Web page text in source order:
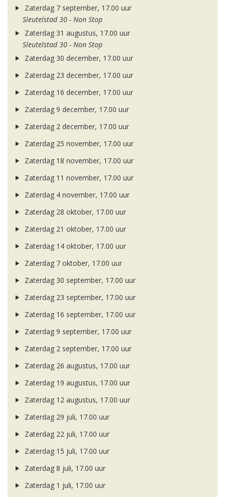
Zaterdag 7 september, 17.00 uur
Sleutelstad 30 - Non Stop
Zaterdag 31 augustus, 17.00 uur
Sleutelstad 30 - Non Stop
Zaterdag 30 december, 17.00 uur
Zaterdag 23 december, 17.00 uur
Zaterdag 16 december, 17.00 uur
Zaterdag 9 december, 17.00 uur
Zaterdag 2 december, 17.00 uur
Zaterdag 25 november, 17.00 uur
Zaterdag 18 november, 17.00 uur
Zaterdag 11 november, 17.00 uur
Zaterdag 4 november, 17.00 uur
Zaterdag 28 oktober, 17.00 uur
Zaterdag 21 oktober, 17.00 uur
Zaterdag 14 oktober, 17.00 uur
Zaterdag 7 oktober, 17.00 uur
Zaterdag 30 september, 17.00 uur
Zaterdag 23 september, 17.00 uur
Zaterdag 16 september, 17.00 uur
Zaterdag 9 september, 17.00 uur
Zaterdag 2 september, 17.00 uur
Zaterdag 26 augustus, 17.00 uur
Zaterdag 19 augustus, 17.00 uur
Zaterdag 12 augustus, 17.00 uur
Zaterdag 29 juli, 17.00 uur
Zaterdag 22 juli, 17.00 uur
Zaterdag 15 juli, 17.00 uur
Zaterdag 8 juli, 17.00 uur
Zaterdag 1 juli, 17.00 uur